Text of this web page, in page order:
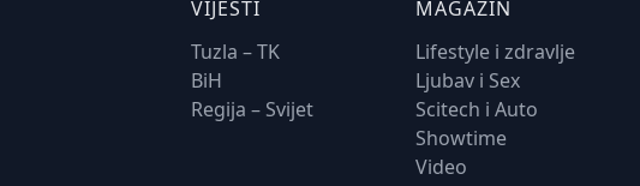
VIJESTI
Tuzla – TK
BiH
Regija – Svijet
MAGAZIN
Lifestyle i zdravlje
Ljubav i Sex
Scitech i Auto
Showtime
Video